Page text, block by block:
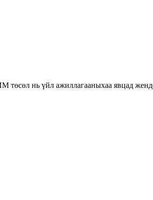
нь үйл ажиллагааныхаа явцад